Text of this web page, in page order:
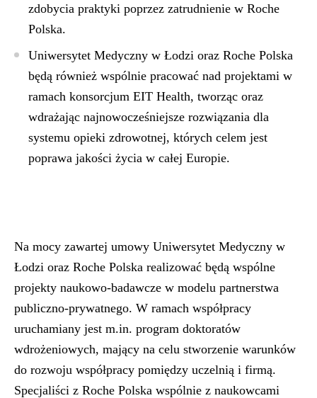
zdobycia praktyki poprzez zatrudnienie w Roche
Polska.
Uniwersytet Medyczny w Łodzi oraz Roche Polska
będą również wspólnie pracować nad projektami w
ramach konsorcjum EIT Health, tworząc oraz
wdrażając najnowocześniejsze rozwiązania dla
systemu opieki zdrowotnej, których celem jest
poprawa jakości życia w całej Europie.
Na mocy zawartej umowy Uniwersytet Medyczny w
Łodzi oraz Roche Polska realizować będą wspólne
projekty naukowo-badawcze w modelu partnerstwa
publiczno-prywatnego. W ramach współpracy
uruchamiany jest m.in. program doktoratów
wdrożeniowych, mający na celu stworzenie warunków
do rozwoju współpracy pomiędzy uczelnią i firmą.
Specjaliści z Roche Polska wspólnie z naukowcami